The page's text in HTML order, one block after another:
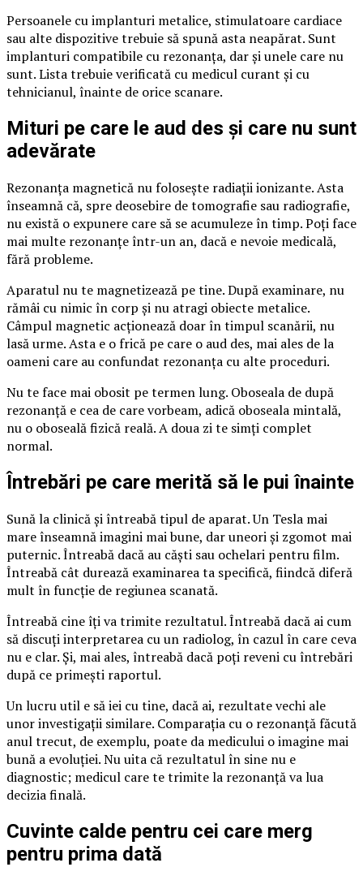
Persoanele cu implanturi metalice, stimulatoare cardiace
sau alte dispozitive trebuie să spună asta neapărat. Sunt
implanturi compatibile cu rezonanța, dar și unele care nu
sunt. Lista trebuie verificată cu medicul curant și cu
tehnicianul, înainte de orice scanare.
Mituri pe care le aud des și care nu sunt
adevărate
Rezonanța magnetică nu folosește radiații ionizante. Asta
înseamnă că, spre deosebire de tomografie sau radiografie,
nu există o expunere care să se acumuleze în timp. Poți face
mai multe rezonanțe într-un an, dacă e nevoie medicală,
fără probleme.
Aparatul nu te magnetizează pe tine. După examinare, nu
rămâi cu nimic în corp și nu atragi obiecte metalice.
Câmpul magnetic acționează doar în timpul scanării, nu
lasă urme. Asta e o frică pe care o aud des, mai ales de la
oameni care au confundat rezonanța cu alte proceduri.
Nu te face mai obosit pe termen lung. Oboseala de după
rezonanță e cea de care vorbeam, adică oboseala mintală,
nu o oboseală fizică reală. A doua zi te simți complet
normal.
Întrebări pe care merită să le pui înainte
Sună la clinică și întreabă tipul de aparat. Un Tesla mai
mare înseamnă imagini mai bune, dar uneori și zgomot mai
puternic. Întreabă dacă au căști sau ochelari pentru film.
Întreabă cât durează examinarea ta specifică, fiindcă diferă
mult în funcție de regiunea scanată.
Întreabă cine îți va trimite rezultatul. Întreabă dacă ai cum
să discuți interpretarea cu un radiolog, în cazul în care ceva
nu e clar. Și, mai ales, întreabă dacă poți reveni cu întrebări
după ce primești raportul.
Un lucru util e să iei cu tine, dacă ai, rezultate vechi ale
unor investigații similare. Comparația cu o rezonanță făcută
anul trecut, de exemplu, poate da medicului o imagine mai
bună a evoluției. Nu uita că rezultatul în sine nu e
diagnostic; medicul care te trimite la rezonanță va lua
decizia finală.
Cuvinte calde pentru cei care merg
pentru prima dată